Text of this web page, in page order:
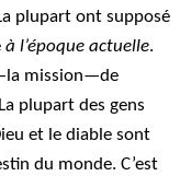
plupart ont supposé
à l’époque actuelle.
mission—de
plupart des gens
et le diable sont
du monde. C’est